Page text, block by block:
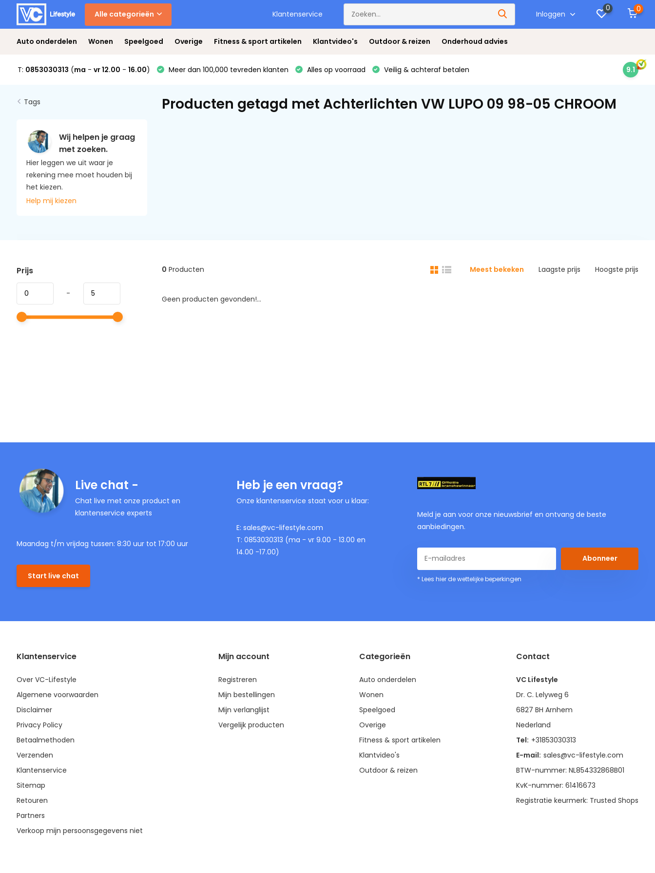
Alle categorieën Klantenservice Inloggen
0 0
Auto onderdelen Wonen Speelgoed Overige Fitness & sport artikelen Klantvideo's Outdoor & reizen Onderhoud advies
T: 0853030313 (ma - vr 12.00 - 16.00) Meer dan 100,000 tevreden klanten Alles op voorraad Veilig & achteraf betalen 9.1
Tags
Wij helpen je graag
met zoeken.
Hier leggen we uit waar je
rekening mee moet houden bij
het kiezen.
Help mij kiezen
Producten getagd met Achterlichten VW LUPO 09 98-05 CHROOM
Prijs
-
0 Producten Meest bekeken Laagste prijs Hoogste prijs
Geen producten gevonden!...
Live chat -
Chat live met onze product en
klantenservice experts
Maandag t/m vrijdag tussen: 8:30 uur tot 17:00 uur
Start live chat
Heb je een vraag?
Onze klantenservice staat voor u klaar:
E: sales@vc-lifestyle.com
T: 0853030313 (ma - vr 9.00 - 13.00 en
14.00 -17.00)
Meld je aan voor onze nieuwsbrief en ontvang de beste
aanbiedingen.
Abonneer
* Lees hier de wettelijke beperkingen
Klantenservice
Over VC-Lifestyle
Algemene voorwaarden
Disclaimer
Privacy Policy
Betaalmethoden
Verzenden
Klantenservice
Sitemap
Retouren
Partners
Verkoop mijn persoonsgegevens niet
Mijn account
Registreren
Mijn bestellingen
Mijn verlanglijst
Vergelijk producten
Categorieën
Auto onderdelen
Wonen
Speelgoed
Overige
Fitness & sport artikelen
Klantvideo's
Outdoor & reizen
Contact
VC Lifestyle
Dr. C. Lelyweg 6
6827 BH Arnhem
Nederland
Tel: +31853030313
E-mail: sales@vc-lifestyle.com
BTW-nummer: NL854332868B01
KvK-nummer: 61416673
Registratie keurmerk: Trusted Shops